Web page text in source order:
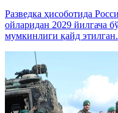
Разведка ҳисоботида
ойларидан 2029 йилгача
мумкинлиги қайд этилган.